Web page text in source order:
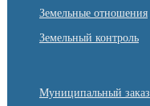
Земельные отношения
Земельный контроль
Муниципальный заказ